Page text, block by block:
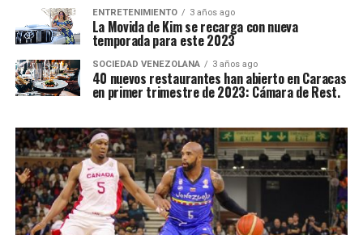
ENTRETENIMIENTO 3 años ago
La Movida de Kim se recarga con nueva
temporada para este 2023
SOCIEDAD VENEZOLANA 3 años ago
40 nuevos restaurantes han abierto en Caracas
en primer trimestre de 2023: Cámara de Rest.